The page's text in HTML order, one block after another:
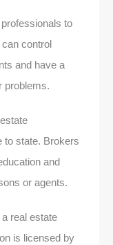
to
control
and have a
problems.
to state. Brokers
and
or agents.
real estate
is licensed by